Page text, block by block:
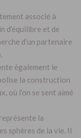
associé à
d’équilibre et de
d’un partenaire
également le
la construction
où l’on se sent aimé
la
sphères de la vie. Il